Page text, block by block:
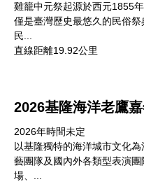
雞籠中元祭起源於西元1855
僅是臺灣歷史最悠久的民俗
民...
直線距離19.92公里
2026基隆海洋老鷹
2026年時間未定
以基隆獨特的海洋城市文化
藝團隊及國內外各類型表演
場、...